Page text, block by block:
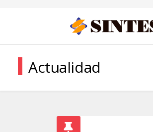
Actualidad